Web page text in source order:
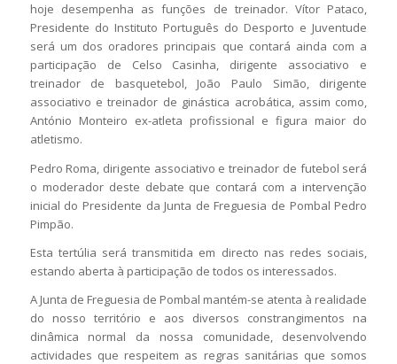
hoje desempenha as funções de treinador. Vítor Pataco,
Presidente do Instituto Português do Desporto e Juventude
será um dos oradores principais que contará ainda com a
participação de Celso Casinha, dirigente associativo e
treinador de basquetebol, João Paulo Simão, dirigente
associativo e treinador de ginástica acrobática, assim como,
António Monteiro ex-atleta profissional e figura maior do
atletismo.
Pedro Roma, dirigente associativo e treinador de futebol será
o moderador deste debate que contará com a intervenção
inicial do Presidente da Junta de Freguesia de Pombal Pedro
Pimpão.
Esta tertúlia será transmitida em directo nas redes sociais,
estando aberta à participação de todos os interessados.
A Junta de Freguesia de Pombal mantém-se atenta à realidade
do nosso território e aos diversos constrangimentos na
dinâmica normal da nossa comunidade, desenvolvendo
actividades que respeitem as regras sanitárias que somos